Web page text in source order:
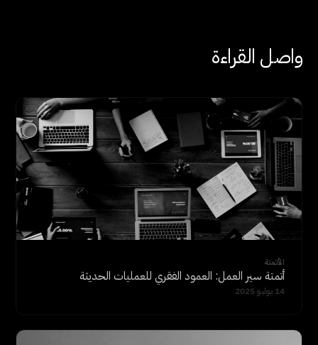
واصل القراءة
الأتمتة
أتمتة سير العمل: العمود الفقري للعمليات الحديثة
14 يوليو 2025